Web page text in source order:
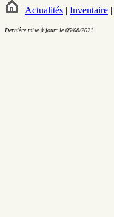
| Actualités | Inventaire |
Dernière mise à jour: le 05/08/2021